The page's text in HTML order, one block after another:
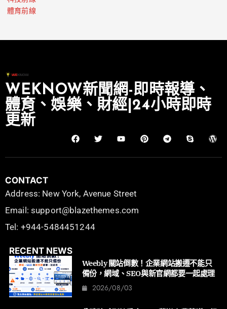
體育前線
WEKNOW新聞網-即時報導、
體育、娛樂、財經|24小時即時
更新
CONTACT
Address: New York, Avenue Street
Email: support@blazethemes.com
Tel: +944-5484451244
RECENT NEWS
Weebly 關站倒數！企業網站搬遷不能只
備份，網域、SEO與新官網都要一起處理
2026/08/03